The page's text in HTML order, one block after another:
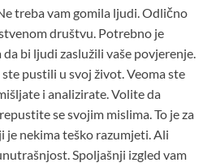
treba vam gomila ljudi. Odlično
društvu. Potrebno je
bi ljudi zaslužili vaše povjerenje.
pustili u svoj život. Veoma ste
i analizirate. Volite da
se svojim mislima. To je za
je nekima teško razumjeti. Ali
Spoljašnji izgled vam